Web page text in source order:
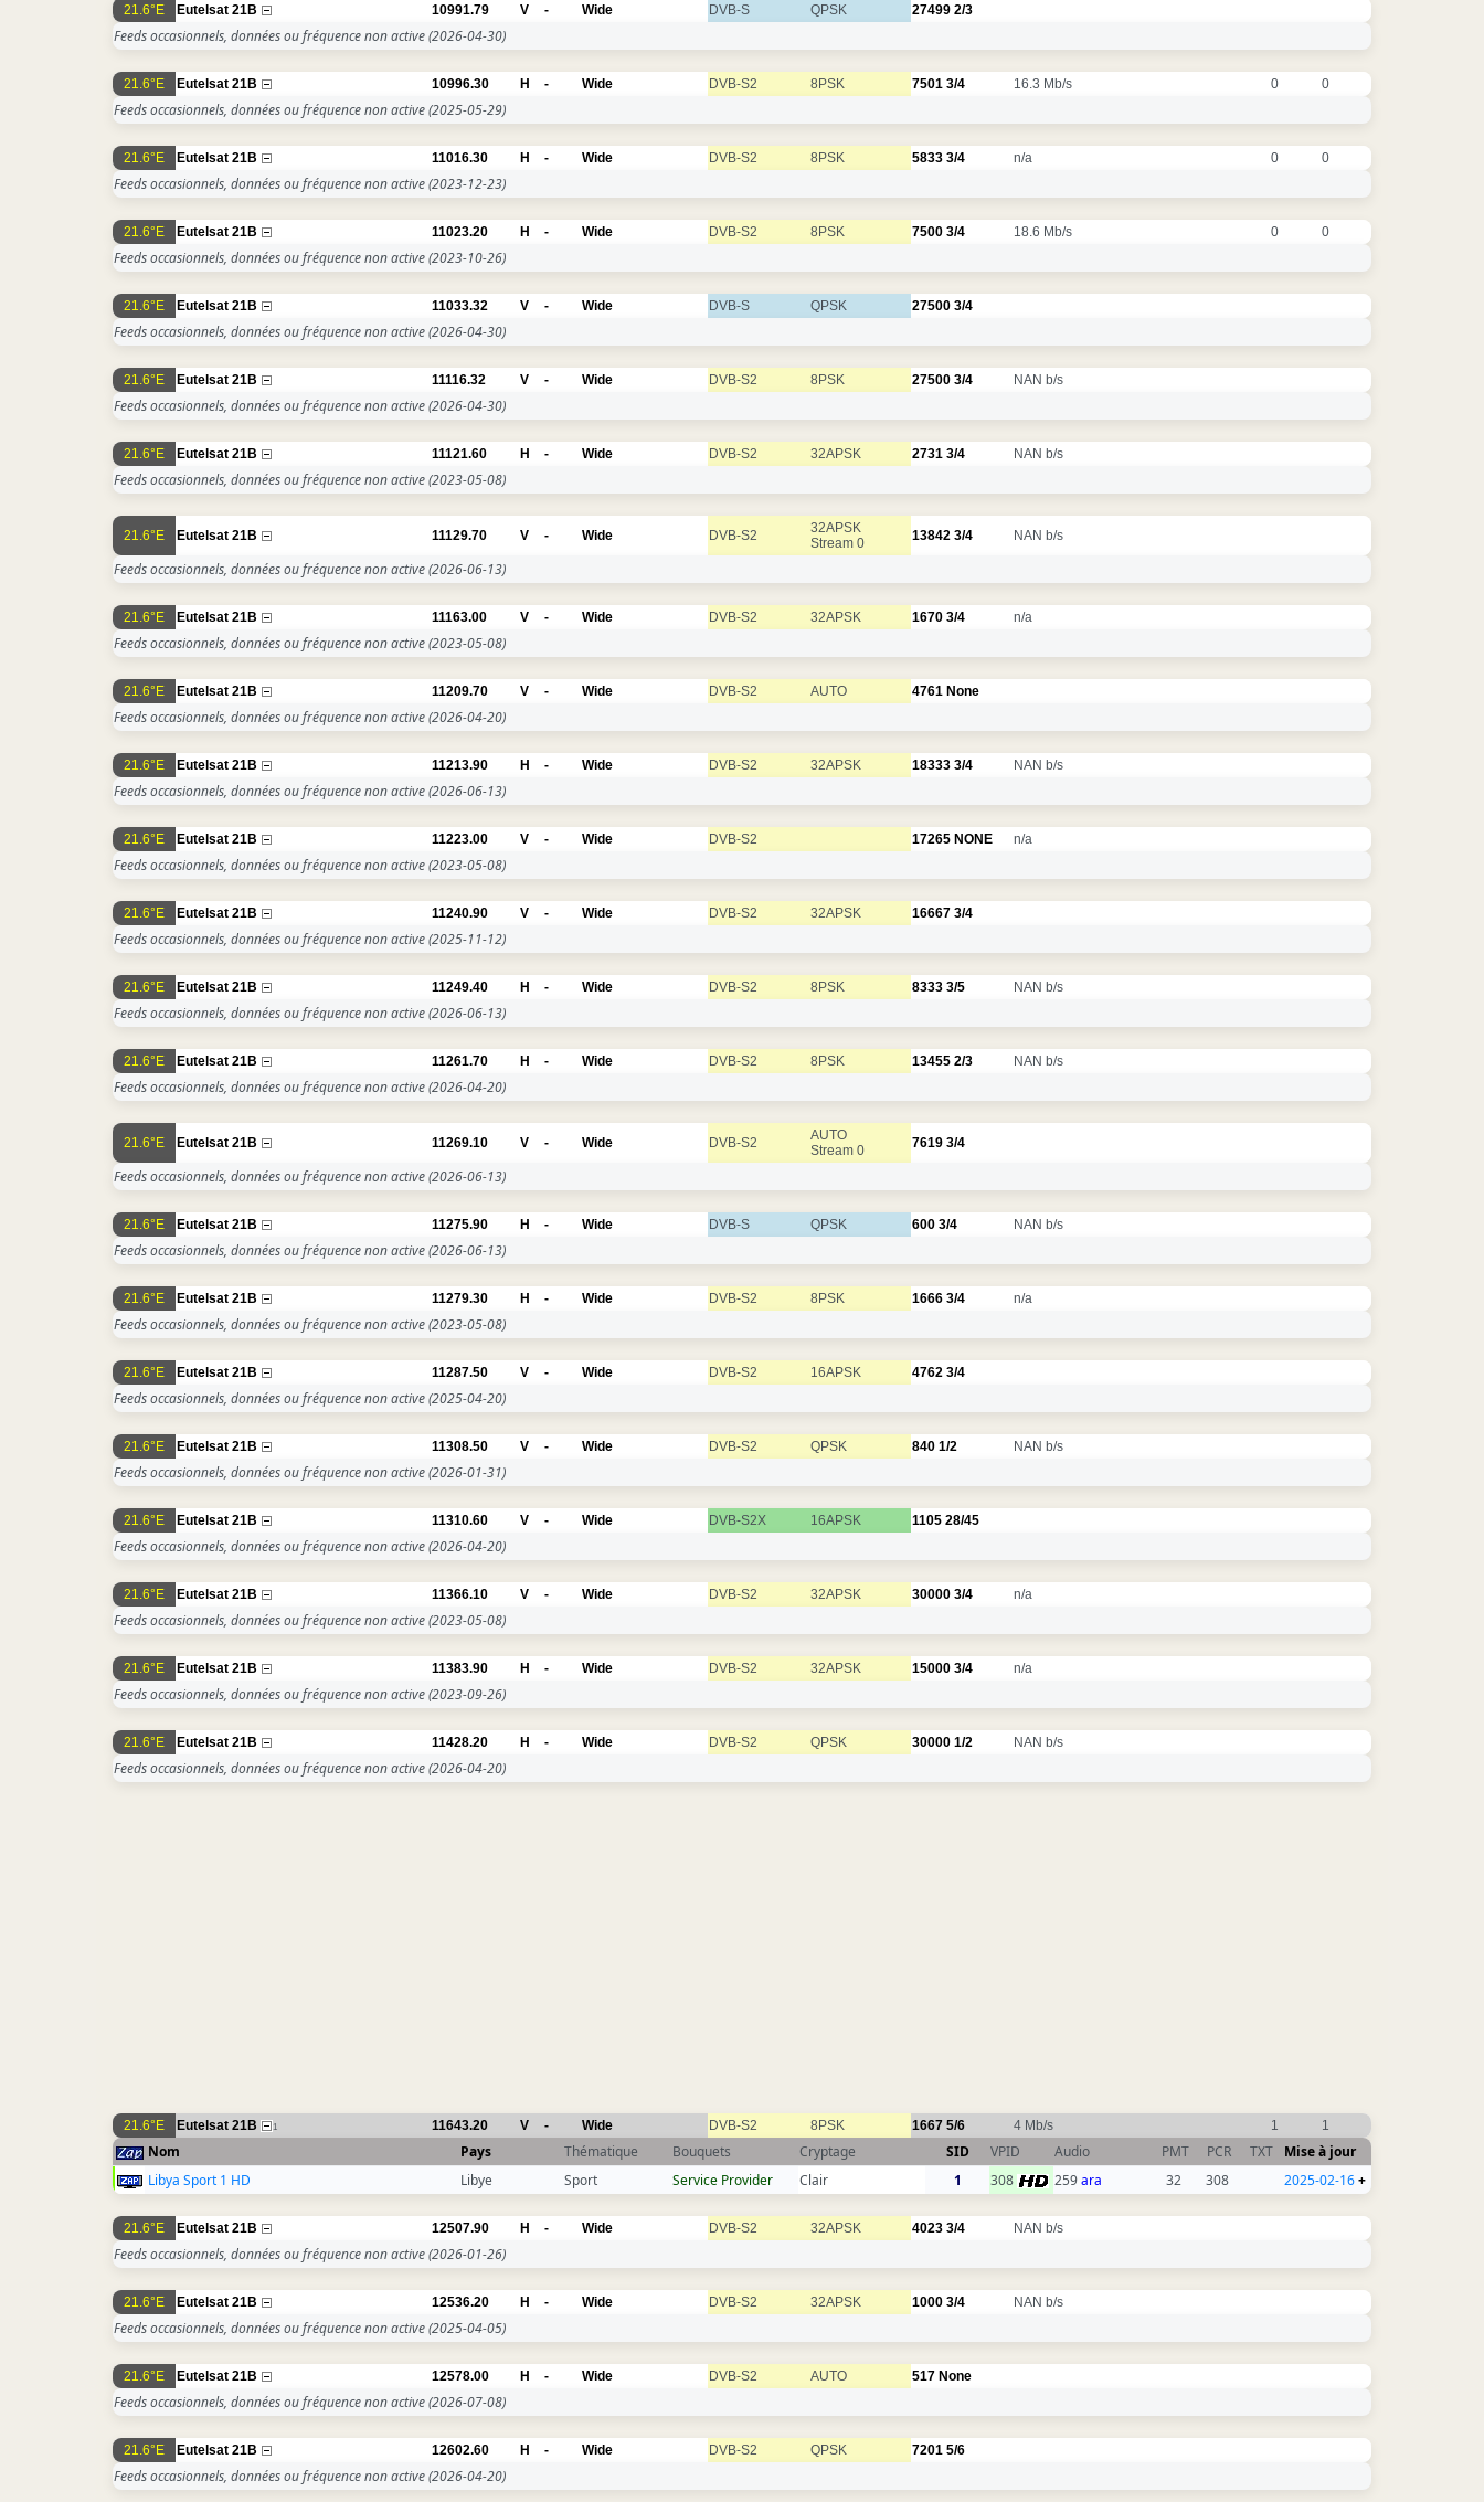
21.6°E Eutelsat 21B 10991.79 V - Wide DVB-S QPSK 27499 2/3
Feeds occasionnels, données ou fréquence non active(2026-04-30)
21.6°E Eutelsat 21B 10996.30 H - Wide DVB-S2 8PSK 7501 3/4 16.3 Mb/s 0 0
Feeds occasionnels, données ou fréquence non active(2025-05-29)
21.6°E Eutelsat 21B 11016.30 H - Wide DVB-S2 8PSK 5833 3/4 n/a 0 0
Feeds occasionnels, données ou fréquence non active(2023-12-23)
21.6°E Eutelsat 21B 11023.20 H - Wide DVB-S2 8PSK 7500 3/4 18.6 Mb/s 0 0
Feeds occasionnels, données ou fréquence non active(2023-10-26)
21.6°E Eutelsat 21B 11033.32 V - Wide DVB-S QPSK 27500 3/4
Feeds occasionnels, données ou fréquence non active(2026-04-30)
21.6°E Eutelsat 21B 11116.32 V - Wide DVB-S2 8PSK 27500 3/4 NAN b/s
Feeds occasionnels, données ou fréquence non active(2026-04-30)
21.6°E Eutelsat 21B 11121.60 H - Wide DVB-S2 32APSK 2731 3/4 NAN b/s
Feeds occasionnels, données ou fréquence non active(2023-05-08)
21.6°E Eutelsat 21B 11129.70 V - Wide DVB-S2
32APSK
Stream 0
13842 3/4 NAN b/s
Feeds occasionnels, données ou fréquence non active(2026-06-13)
21.6°E Eutelsat 21B 11163.00 V - Wide DVB-S2 32APSK 1670 3/4 n/a
Feeds occasionnels, données ou fréquence non active(2023-05-08)
21.6°E Eutelsat 21B 11209.70 V - Wide DVB-S2 AUTO 4761 None
Feeds occasionnels, données ou fréquence non active(2026-04-20)
21.6°E Eutelsat 21B 11213.90 H - Wide DVB-S2 32APSK 18333 3/4 NAN b/s
Feeds occasionnels, données ou fréquence non active(2026-06-13)
21.6°E Eutelsat 21B 11223.00 V - Wide DVB-S2 17265 NONE n/a
Feeds occasionnels, données ou fréquence non active(2023-05-08)
21.6°E Eutelsat 21B 11240.90 V - Wide DVB-S2 32APSK 16667 3/4
Feeds occasionnels, données ou fréquence non active(2025-11-12)
21.6°E Eutelsat 21B 11249.40 H - Wide DVB-S2 8PSK 8333 3/5 NAN b/s
Feeds occasionnels, données ou fréquence non active(2026-06-13)
21.6°E Eutelsat 21B 11261.70 H - Wide DVB-S2 8PSK 13455 2/3 NAN b/s
Feeds occasionnels, données ou fréquence non active(2026-04-20)
21.6°E Eutelsat 21B 11269.10 V - Wide DVB-S2
AUTO
Stream 0
7619 3/4
Feeds occasionnels, données ou fréquence non active(2026-06-13)
21.6°E Eutelsat 21B 11275.90 H - Wide DVB-S QPSK 600 3/4 NAN b/s
Feeds occasionnels, données ou fréquence non active(2026-06-13)
21.6°E Eutelsat 21B 11279.30 H - Wide DVB-S2 8PSK 1666 3/4 n/a
Feeds occasionnels, données ou fréquence non active(2023-05-08)
21.6°E Eutelsat 21B 11287.50 V - Wide DVB-S2 16APSK 4762 3/4
Feeds occasionnels, données ou fréquence non active(2025-04-20)
21.6°E Eutelsat 21B 11308.50 V - Wide DVB-S2 QPSK 840 1/2 NAN b/s
Feeds occasionnels, données ou fréquence non active(2026-01-31)
21.6°E Eutelsat 21B 11310.60 V - Wide DVB-S2X 16APSK 1105 28/45
Feeds occasionnels, données ou fréquence non active(2026-04-20)
21.6°E Eutelsat 21B 11366.10 V - Wide DVB-S2 32APSK 30000 3/4 n/a
Feeds occasionnels, données ou fréquence non active(2023-05-08)
21.6°E Eutelsat 21B 11383.90 H - Wide DVB-S2 32APSK 15000 3/4 n/a
Feeds occasionnels, données ou fréquence non active(2023-09-26)
21.6°E Eutelsat 21B 11428.20 H - Wide DVB-S2 QPSK 30000 1/2 NAN b/s
Feeds occasionnels, données ou fréquence non active(2026-04-20)
21.6°E Eutelsat 21B 1 11643.20 V - Wide DVB-S2 8PSK 1667 5/6 4 Mb/s 1 1
Nom Pays Thématique Bouquets Cryptage SID VPID Audio PMT PCR TXT
Mise à jour
Libya Sport 1 HD
Libye Sport Service Provider Clair 1 308 259ara 32 308 2025-02-16+
21.6°E Eutelsat 21B 12507.90 H - Wide DVB-S2 32APSK 4023 3/4 NAN b/s
Feeds occasionnels, données ou fréquence non active(2026-01-26)
21.6°E Eutelsat 21B 12536.20 H - Wide DVB-S2 32APSK 1000 3/4 NAN b/s
Feeds occasionnels, données ou fréquence non active(2025-04-05)
21.6°E Eutelsat 21B 12578.00 H - Wide DVB-S2 AUTO 517 None
Feeds occasionnels, données ou fréquence non active(2026-07-08)
21.6°E Eutelsat 21B 12602.60 H - Wide DVB-S2 QPSK 7201 5/6
Feeds occasionnels, données ou fréquence non active(2026-04-20)